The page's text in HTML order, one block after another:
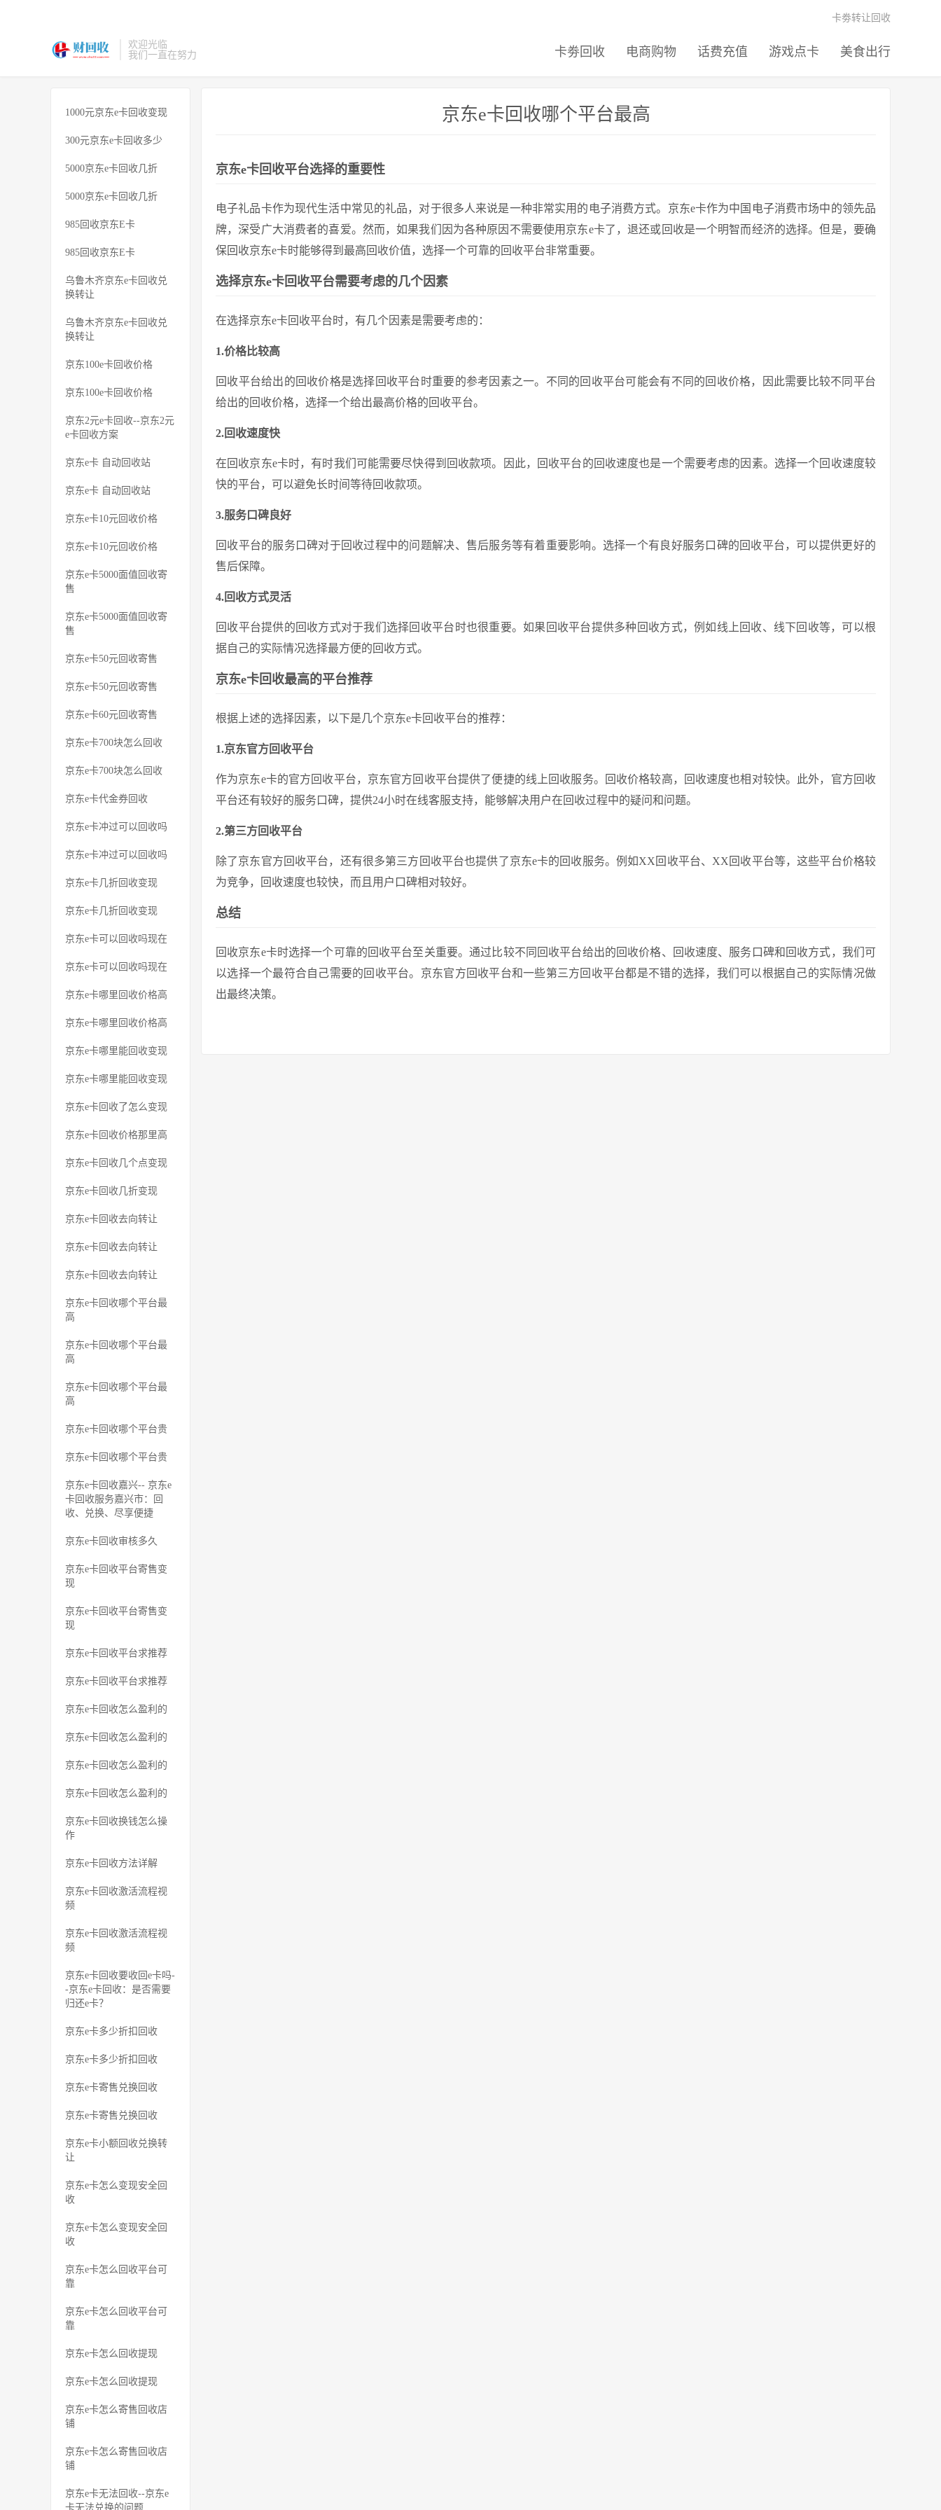
欢迎光临
我们一直在努力
卡劵回收 电商购物 话费充值 游戏点卡 美食出行
卡劵转让回收
1000元京东e卡回收变现
300元京东e卡回收多少
5000京东e卡回收几折
5000京东e卡回收几折
985回收京东E卡
985回收京东E卡
乌鲁木齐京东e卡回收兑
换转让
乌鲁木齐京东e卡回收兑
换转让
京东100e卡回收价格
京东100e卡回收价格
京东2元e卡回收--京东2元
e卡回收方案
京东e卡 自动回收站
京东e卡 自动回收站
京东e卡10元回收价格
京东e卡10元回收价格
京东e卡5000面值回收寄
售
京东e卡5000面值回收寄
售
京东e卡50元回收寄售
京东e卡50元回收寄售
京东e卡60元回收寄售
京东e卡700块怎么回收
京东e卡700块怎么回收
京东e卡代金券回收
京东e卡冲过可以回收吗
京东e卡冲过可以回收吗
京东e卡几折回收变现
京东e卡几折回收变现
京东e卡可以回收吗现在
京东e卡可以回收吗现在
京东e卡哪里回收价格高
京东e卡哪里回收价格高
京东e卡哪里能回收变现
京东e卡哪里能回收变现
京东e卡回收了怎么变现
京东e卡回收价格那里高
京东e卡回收几个点变现
京东e卡回收几折变现
京东e卡回收去向转让
京东e卡回收去向转让
京东e卡回收去向转让
京东e卡回收哪个平台最
高
京东e卡回收哪个平台最
高
京东e卡回收哪个平台最
高
京东e卡回收哪个平台贵
京东e卡回收哪个平台贵
京东e卡回收嘉兴-- 京东e
卡回收服务嘉兴市：回
收、兑换、尽享便捷
京东e卡回收审核多久
京东e卡回收平台寄售变
现
京东e卡回收平台寄售变
现
京东e卡回收平台求推荐
京东e卡回收平台求推荐
京东e卡回收怎么盈利的
京东e卡回收怎么盈利的
京东e卡回收怎么盈利的
京东e卡回收怎么盈利的
京东e卡回收换钱怎么操
作
京东e卡回收方法详解
京东e卡回收激活流程视
频
京东e卡回收激活流程视
频
京东e卡回收要收回e卡吗-
-京东e卡回收：是否需要
归还e卡？
京东e卡多少折扣回收
京东e卡多少折扣回收
京东e卡寄售兑换回收
京东e卡寄售兑换回收
京东e卡小额回收兑换转
让
京东e卡怎么变现安全回
收
京东e卡怎么变现安全回
收
京东e卡怎么回收平台可
靠
京东e卡怎么回收平台可
靠
京东e卡怎么回收提现
京东e卡怎么回收提现
京东e卡怎么寄售回收店
铺
京东e卡怎么寄售回收店
铺
京东e卡无法回收--京东e
卡无法兑换的问题
京东e卡回收哪个平台最高
京东e卡回收平台选择的重要性
电子礼品卡作为现代生活中常见的礼品，对于很多人来说是一种非常实用的电子消费方式。京东e卡作为中国电子消费市场中的领先品
牌，深受广大消费者的喜爱。然而，如果我们因为各种原因不需要使用京东e卡了，退还或回收是一个明智而经济的选择。但是，要确
保回收京东e卡时能够得到最高回收价值，选择一个可靠的回收平台非常重要。
选择京东e卡回收平台需要考虑的几个因素
在选择京东e卡回收平台时，有几个因素是需要考虑的：
1.价格比较高
回收平台给出的回收价格是选择回收平台时重要的参考因素之一。不同的回收平台可能会有不同的回收价格，因此需要比较不同平台
给出的回收价格，选择一个给出最高价格的回收平台。
2.回收速度快
在回收京东e卡时，有时我们可能需要尽快得到回收款项。因此，回收平台的回收速度也是一个需要考虑的因素。选择一个回收速度较
快的平台，可以避免长时间等待回收款项。
3.服务口碑良好
回收平台的服务口碑对于回收过程中的问题解决、售后服务等有着重要影响。选择一个有良好服务口碑的回收平台，可以提供更好的
售后保障。
4.回收方式灵活
回收平台提供的回收方式对于我们选择回收平台时也很重要。如果回收平台提供多种回收方式，例如线上回收、线下回收等，可以根
据自己的实际情况选择最方便的回收方式。
京东e卡回收最高的平台推荐
根据上述的选择因素，以下是几个京东e卡回收平台的推荐：
1.京东官方回收平台
作为京东e卡的官方回收平台，京东官方回收平台提供了便捷的线上回收服务。回收价格较高，回收速度也相对较快。此外，官方回收
平台还有较好的服务口碑，提供24小时在线客服支持，能够解决用户在回收过程中的疑问和问题。
2.第三方回收平台
除了京东官方回收平台，还有很多第三方回收平台也提供了京东e卡的回收服务。例如XX回收平台、XX回收平台等，这些平台价格较
为竞争，回收速度也较快，而且用户口碑相对较好。
总结
回收京东e卡时选择一个可靠的回收平台至关重要。通过比较不同回收平台给出的回收价格、回收速度、服务口碑和回收方式，我们可
以选择一个最符合自己需要的回收平台。京东官方回收平台和一些第三方回收平台都是不错的选择，我们可以根据自己的实际情况做
出最终决策。